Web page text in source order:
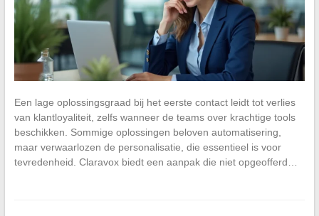
Een lage oplossingsgraad bij het eerste contact leidt tot verlies
van klantloyaliteit, zelfs wanneer de teams over krachtige tools
beschikken. Sommige oplossingen beloven automatisering,
maar verwaarlozen de personalisatie, die essentieel is voor
tevredenheid. Claravox biedt een aanpak die niet opgeofferd…